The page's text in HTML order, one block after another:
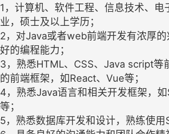
1，计算机、软件工程、信息技术、电
业，硕士及以上学历；
2，对Java或者web前端开发有浓厚
好的编程能力；
3，熟悉HTML、CSS、Java script等
的前端框架，如React、Vue等；
4，熟悉Java语言和相关开发框架，
等；
5，熟悉数据库开发和设计，熟练使用